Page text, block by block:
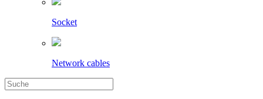
Socket
Network cables